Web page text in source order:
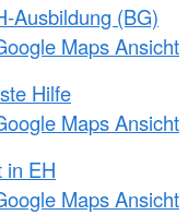
Ausbildung (BG)
Maps Ansicht
Hilfe
Maps Ansicht
in EH
Maps Ansicht